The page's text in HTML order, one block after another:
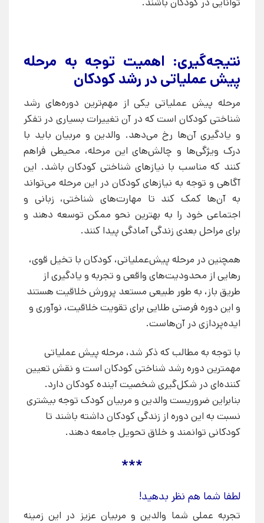
نتیجه‌گیری: اهمیت توجه به مرحله
پیش عملیاتی در رشد کودکان
مرحله پیش عملیاتی یکی از مهم‌ترین دوره‌های رشد
شناختی کودکان است که در آن تغییرات بسیاری در تفکر
و یادگیری آن‌ها رخ می‌دهد. والدین و مربیان باید با
درک ویژگی‌ها و چالش‌های این مرحله، محیطی فراهم
کنند که مناسب با نیازهای شناختی کودکان باشد. این
آگاهی و توجه به نیازهای کودکان در این مرحله می‌تواند
به آن‌ها کمک کند تا مهارت‌های شناختی، زبانی و
اجتماعی خود را به بهترین نحو ممکن توسعه دهند و
برای مراحل بعدی زندگی آمادگی پیدا کنند.
همچنین در مرحله پیش‌عملیاتی، کودکان با تخیل قوی،
رهایی از محدودیت‌های واقعی و تجربه و یادگیری از
طریق باز، به طور طبیعی مستعد پرورش خلاقیت هستند
و این دوره فرصتی طلایی برای تقویت خلاقیت، نوآوری و
ایده‌پردازی در آن‌هاست.
با توجه به مطالب که ذکر شد، مرحله پیش عملیاتی
مهمترین دوره رشد شناختی کودکان است و نقش تعیین
کننده‌ای در شکل‌گیری شخصیت آینده کودکان دارد.
بنابراین ضروریست والدین و مربیان کودک توجه بیشتری
نسبت به این دوره از زندگی کودکان داشته باشند تا
کودکانی توانمند و خلاق تحویل جامعه دهند.
***
لطفا شما هم نظر بدهید!
تجربه عملی شما والدین و مربیان عزیز در این زمینه